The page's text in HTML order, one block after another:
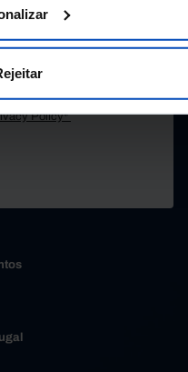
personal data provided
Policy*